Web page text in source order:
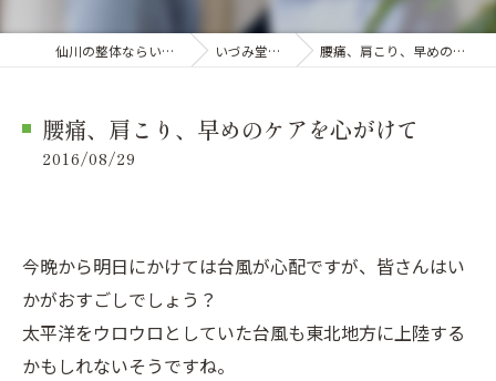
仙川の整体ならいづみ堂整体院 いづみ堂のブログ 腰痛、肩こり、早めのケアを心がけて
腰痛、肩こり、早めのケアを心がけて
2016/08/29
今晩から明日にかけては台風が心配ですが、皆さんはい
かがおすごしでしょう？
太平洋をウロウロとしていた台風も東北地方に上陸する
かもしれないそうですね。